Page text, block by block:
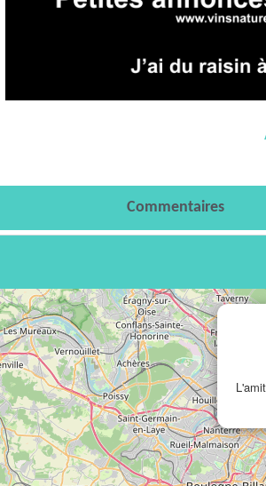
Commentaires